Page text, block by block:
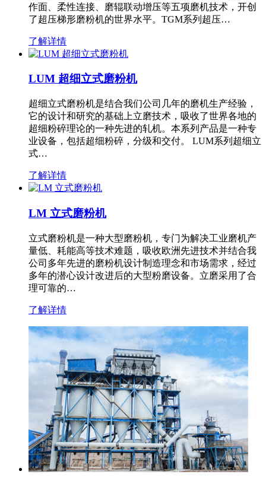
作面、柔性连接、磨辊联动增压等五项磨机技术，开创
了超压梯形磨粉机的世界水平。TGM系列超压…
了解详情
LUM 超细立式磨粉机
超细立式磨粉机是结合我们公司几年的磨机生产经验，
它的设计和研究的基础上立磨技术，吸收了世界各地的
超细粉碎理论的一种先进的轧机。本系列产品是一种专
业设备，包括超细粉碎，分级和交付。 LUM系列超细立
式…
了解详情
LM 立式磨粉机
立式磨粉机是一种大型磨粉机，专门为解决工业磨机产
量低、耗能高等技术难题，吸收欧洲先进技术并结合我
公司多年先进的磨粉机设计制造理念和市场需求，经过
多年的潜心设计改进后的大型粉磨设备。立磨采用了合
理可靠的…
了解详情